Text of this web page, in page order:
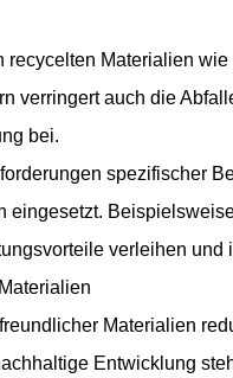
Materialien
verringert auch die
bei.
spezifischer
verleihen und
Materialien
Entwicklung